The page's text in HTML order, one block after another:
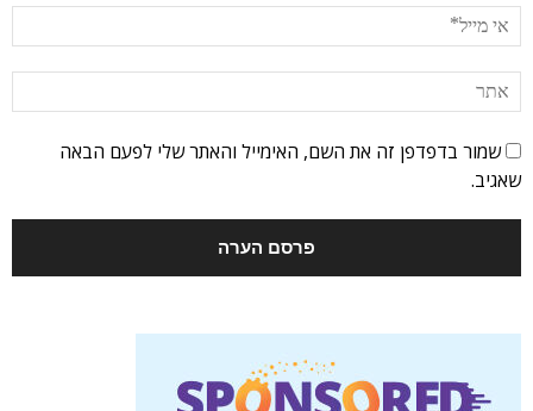
שמור בדפדפן זה את השם, האימייל והאתר שלי לפעם הבאה
שאגיב.